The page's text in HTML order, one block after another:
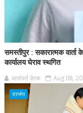
समस्तीपुर : सकारात्मक
कार्यालय घेराव स्थगित
आर्यावर्त डेस्क Aug 08,
दरभंगा